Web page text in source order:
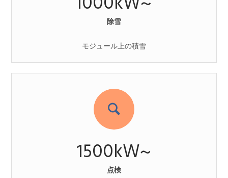
除雪
モジュール上の積雪
1500kW~
点検